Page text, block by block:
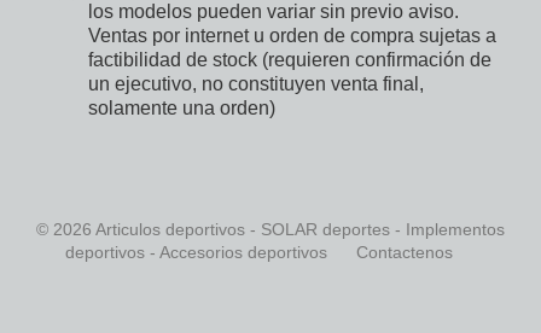
los modelos pueden variar sin previo aviso.
Ventas por internet u orden de compra sujetas a
factibilidad de stock (requieren confirmación de
un ejecutivo, no constituyen venta final,
solamente una orden)
© 2026 Articulos deportivos - SOLAR deportes - Implementos
deportivos - Accesorios deportivos
Contactenos